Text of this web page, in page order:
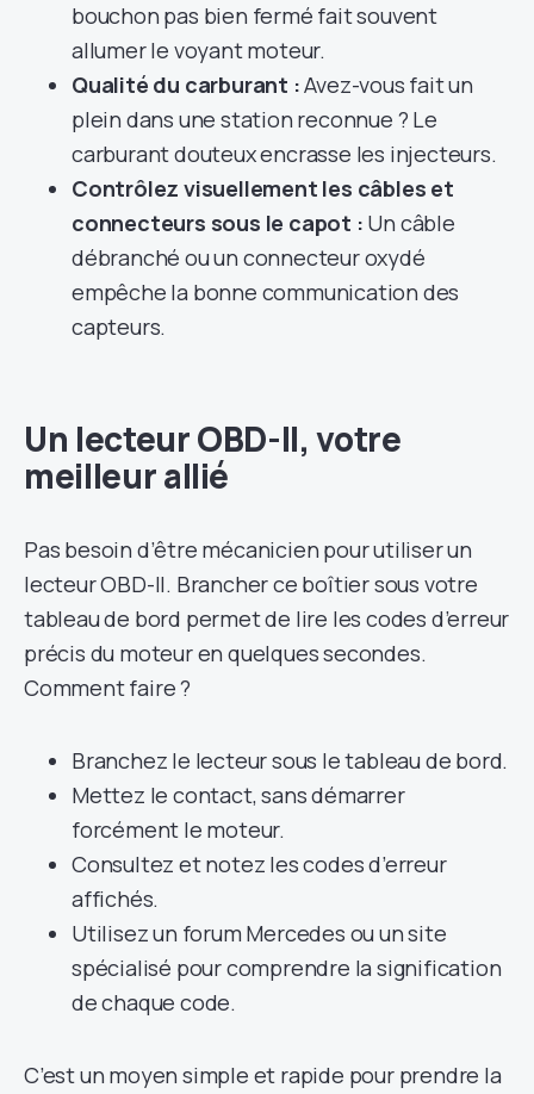
bouchon pas bien fermé fait souvent
allumer le voyant moteur.
Qualité du carburant :Avez-vous fait un
plein dans une station reconnue ? Le
carburant douteux encrasse les injecteurs.
Contrôlez visuellement les câbles et
connecteurs sous le capot : Un câble
débranché ou un connecteur oxydé
empêche la bonne communication des
capteurs.
Un lecteur OBD-II, votre
meilleur allié
Pas besoin d’être mécanicien pour utiliser un
lecteur OBD-II. Brancher ce boîtier sous votre
tableau de bord permet de lire les codes d’erreur
précis du moteur en quelques secondes.
Comment faire ?
Branchez le lecteur sous le tableau de bord.
Mettez le contact, sans démarrer
forcément le moteur.
Consultez et notez les codes d’erreur
affichés.
Utilisez un forum Mercedes ou un site
spécialisé pour comprendre la signification
de chaque code.
C’est un moyen simple et rapide pour prendre la